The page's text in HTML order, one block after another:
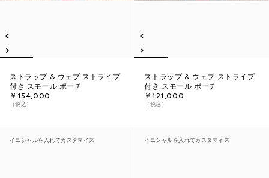
ストラップ & ウェブ ストライプ
付き スモール ポーチ
￥154,000
（税込）
ストラップ & ウェブ ストライプ
付き スモール ポーチ
￥121,000
（税込）
イニシャルを入れてカスタマイズ イニシャルを入れてカスタマイズ